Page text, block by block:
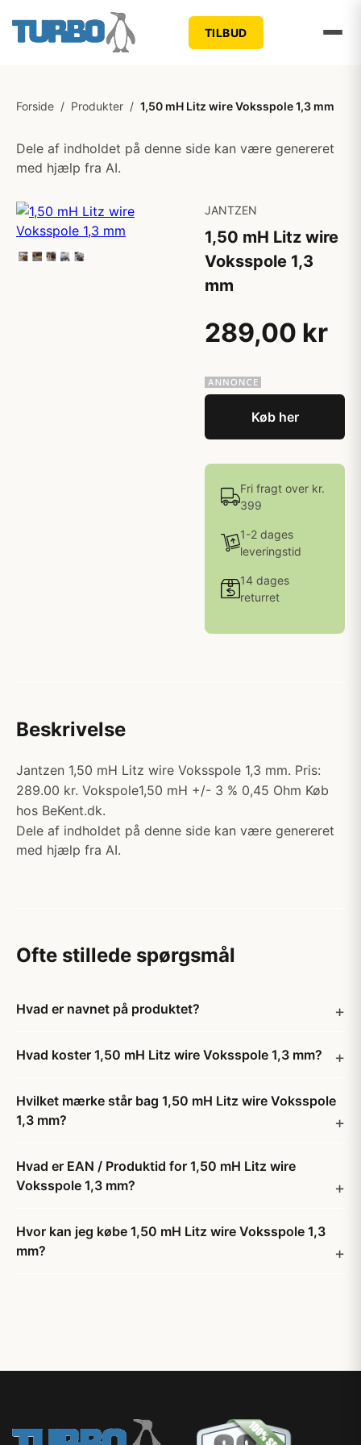
TILBUD
Forside / Produkter / 1,50 mH Litz wire Voksspole 1,3 mm
Dele af indholdet på denne side kan være genereret
med hjælp fra AI.
JANTZEN
1,50 mH Litz wire
Voksspole 1,3
mm
289,00 kr
Køb her
Fri fragt over kr.
399
1-2 dages
leveringstid
14 dages
returret
Beskrivelse
Jantzen 1,50 mH Litz wire Voksspole 1,3 mm. Pris:
289.00 kr. Vokspole1,50 mH +/- 3 % 0,45 Ohm Køb
hos BeKent.dk.
Dele af indholdet på denne side kan være genereret
med hjælp fra AI.
Ofte stillede spørgsmål
Hvad er navnet på produktet?
Hvad koster 1,50 mH Litz wire Voksspole 1,3 mm?
Hvilket mærke står bag 1,50 mH Litz wire Voksspole
1,3 mm?
Hvad er EAN / Produktid for 1,50 mH Litz wire
Voksspole 1,3 mm?
Hvor kan jeg købe 1,50 mH Litz wire Voksspole 1,3
mm?